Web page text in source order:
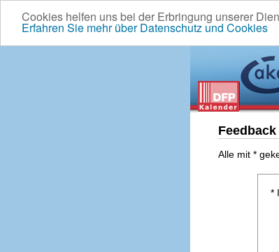
Cookies helfen uns bei der Erbringung unserer
Erfahren Sie mehr über Datenschutz und Cookies
Alle mit *
*